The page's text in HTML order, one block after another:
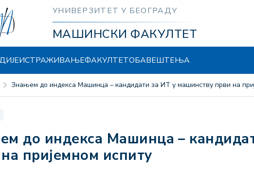
УНИВЕРЗИТЕТ У БЕОГРАДУ
МАШИНСКИ ФАКУЛТЕТ
ИСТРАЖИВАЊЕФАКУЛТЕТОБАВЕШТЕЊА
Знањем до индекса Машинца – кандидати за ИТ у машинству први на
пријемном испиту